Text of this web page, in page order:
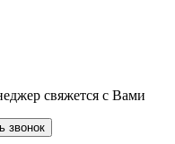
свяжется с Вами
звонок